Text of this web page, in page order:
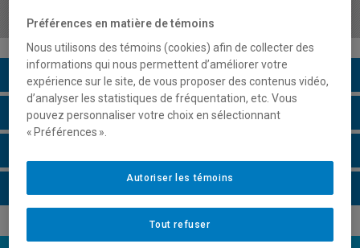
Description du cours
Horaire - Été 2026
Préférences en matière de témoins
Nous utilisons des témoins (cookies) afin de collecter des
informations qui nous permettent d’améliorer votre
expérience sur le site, de vous proposer des contenus vidéo,
d’analyser les statistiques de fréquentation, etc. Vous
pouvez personnaliser votre choix en sélectionnant
« Préférences ».
Tout refuser
Autoriser les témoins